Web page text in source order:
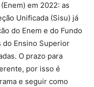
em 2022: as
Unificada (Sisu) já
do Enem e do Fundo
do Ensino Superior
O prazo para
por isso é
e seguir como